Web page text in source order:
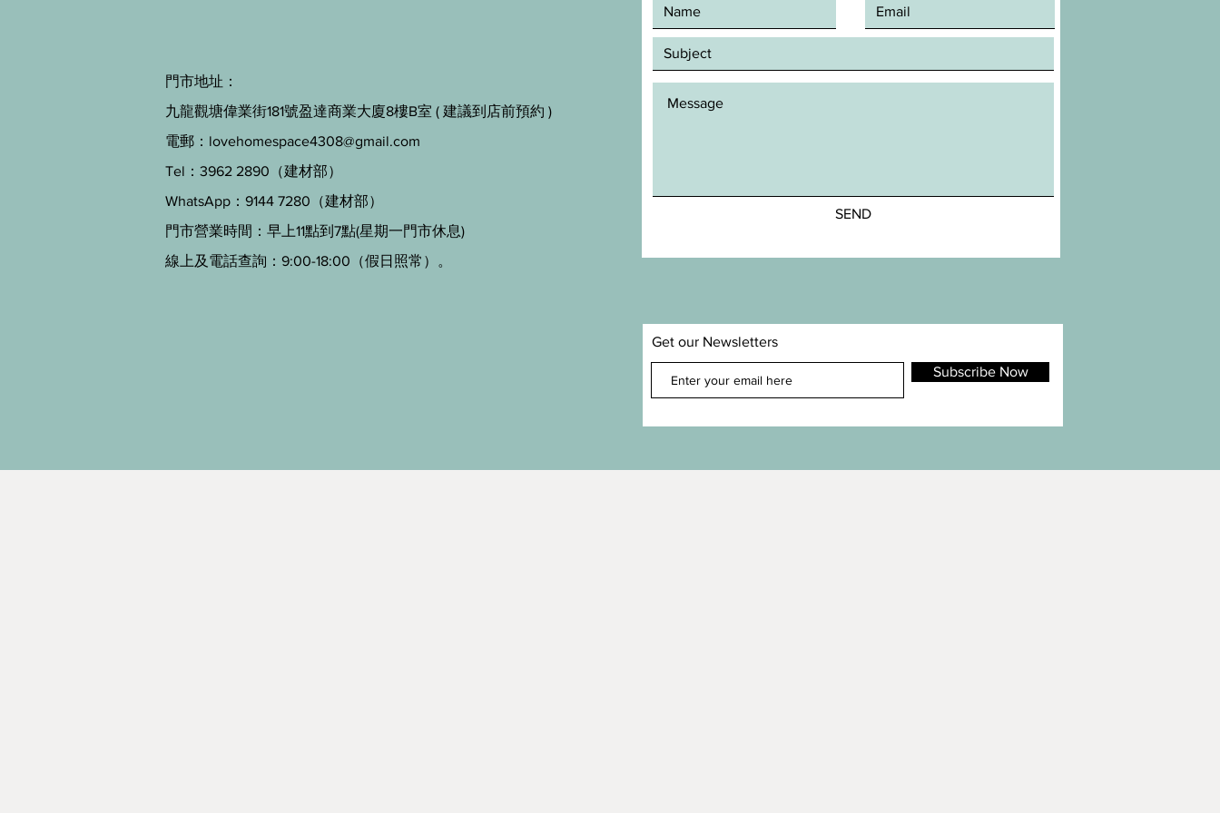
門市地址：
九龍觀塘偉業街181號盈達商業大廈8樓B室 ( 建議到店前預約 )
電郵： lovehomespace4308@gmail.com
Tel：3962 2890（建材部）
WhatsApp：9144 7280（建材部）
門市營業時間：早上11點到7點(星期一門市休息)
線上及電話查詢：9:00-18:00（假日照常）。
SEND
Get our Newsletters
Subscribe Now